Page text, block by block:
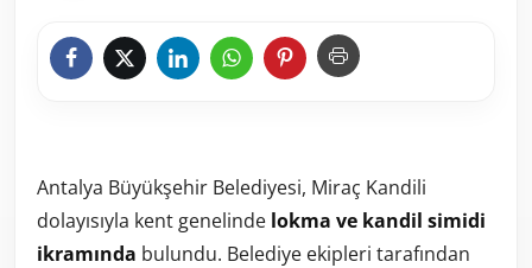
Antalya Büyükşehir Belediyesi, Miraç Kandili
dolayısıyla kent genelinde lokma ve kandil simidi
ikramında bulundu. Belediye ekipleri tarafından